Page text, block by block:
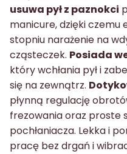
usuwa pył z paznokci
manicure, dzięki czemu
stopniu narażenie na
cząsteczek. Posiada
który wchłania pył i
się na zewnątrz.
płynną regulację
frezowania oraz proste
pochłaniacza. Lekka i
pracę bez drgań i